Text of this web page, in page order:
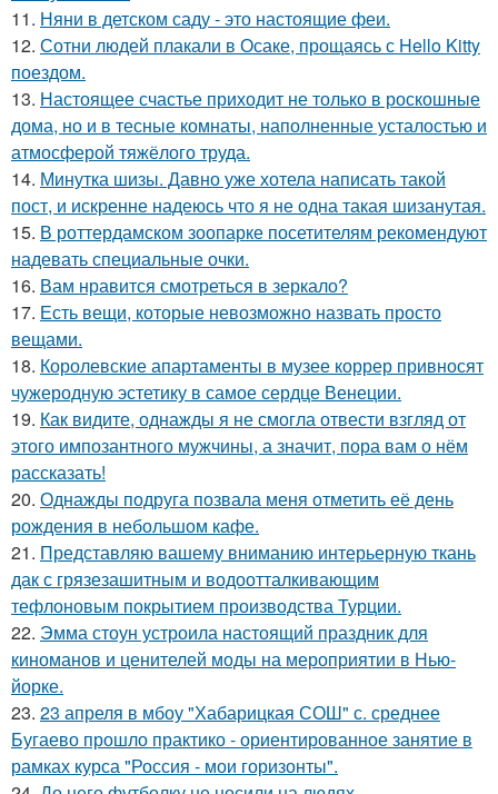
11. Няни в детском саду - это настоящие феи.
12. Сотни людей плакали в Осаке, прощаясь с Hello Kitty
поездом.
13. Настоящее счастье приходит не только в роскошные
дома, но и в тесные комнаты, наполненные усталостью и
атмосферой тяжёлого труда.
14. Минутка шизы. Давно уже хотела написать такой
пост, и искренне надеюсь что я не одна такая шизанутая.
15. В роттердамском зоопарке посетителям рекомендуют
надевать специальные очки.
16. Вам нравится смотреться в зеркало?
17. Есть вещи, которые невозможно назвать просто
вещами.
18. Королевские апартаменты в музее коррер привносят
чужеродную эстетику в самое сердце Венеции.
19. Как видите, однажды я не смогла отвести взгляд от
этого импозантного мужчины, а значит, пора вам о нём
рассказать!
20. Однажды подруга позвала меня отметить её день
рождения в небольшом кафе.
21. Представляю вашему вниманию интерьерную ткань
дак с грязезашитным и водоотталкивающим
тефлоновым покрытием производства Турции.
22. Эмма стоун устроила настоящий праздник для
киноманов и ценителей моды на мероприятии в Нью-
йорке.
23. 23 апреля в мбоу "Хабарицкая СОШ" с. среднее
Бугаево прошло практико - ориентированное занятие в
рамках курса "Россия - мои горизонты".